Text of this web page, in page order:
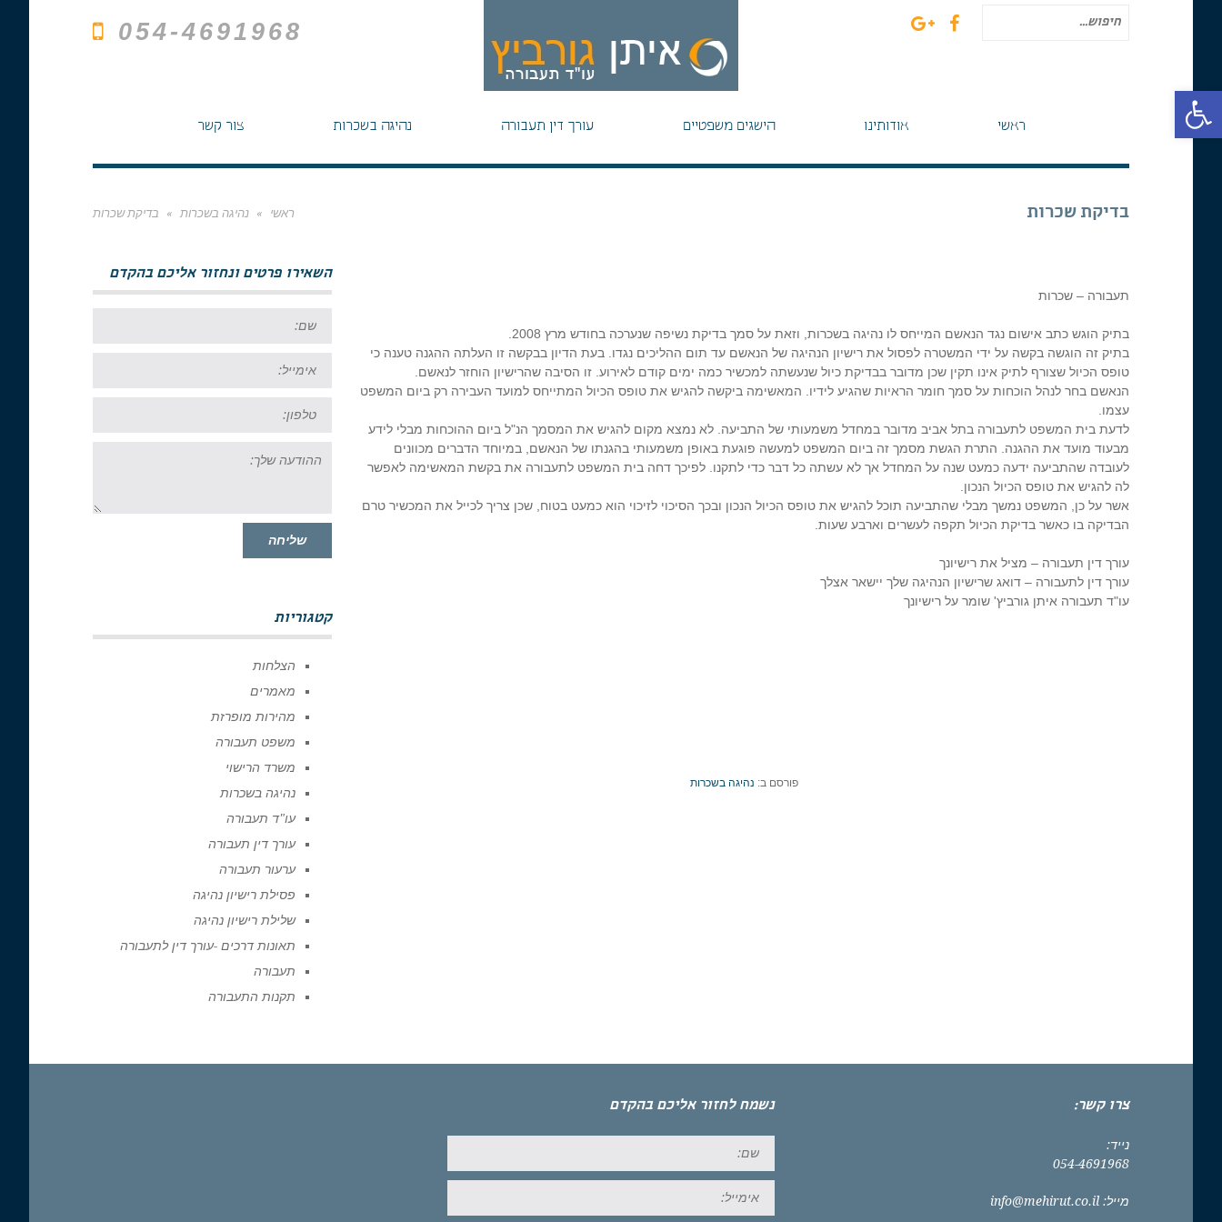
פתח סרגל נגישות
054-4691968
ראשי אודותינו הישגים משפטיים עורך דין תעבורה נהיגה בשכרות צור קשר
בדיקת שכרות ראשי » נהיגה בשכרות » בדיקת שכרות
תעבורה – שכרות
בתיק הוגש כתב אישום נגד הנאשם המייחס לו נהיגה בשכרות, וזאת על סמך בדיקת נשיפה שנערכה בחודש מרץ 2008.
בתיק זה הוגשה בקשה על ידי המשטרה לפסול את רישיון הנהיגה של הנאשם עד תום ההליכים נגדו. בעת הדיון בבקשה זו העלתה ההגנה טענה כי
טופס הכיול שצורף לתיק אינו תקין שכן מדובר בבדיקת כיול שנעשתה למכשיר כמה ימים קודם לאירוע. זו הסיבה שהרישיון הוחזר לנאשם.
הנאשם בחר לנהל הוכחות על סמך חומר הראיות שהגיע לידיו. המאשימה ביקשה להגיש את טופס הכיול המתייחס למועד העבירה רק ביום המשפט
עצמו.
לדעת בית המשפט לתעבורה בתל אביב מדובר במחדל משמעותי של התביעה. לא נמצא מקום להגיש את המסמך הנ"ל ביום ההוכחות מבלי לידע
מבעוד מועד את ההגנה. התרת הגשת מסמך זה ביום המשפט למעשה פוגעת באופן משמעותי בהגנתו של הנאשם, במיוחד הדברים מכוונים
לעובדה שהתביעה ידעה כמעט שנה על המחדל אך לא עשתה כל דבר כדי לתקנו. לפיכך דחה בית המשפט לתעבורה את בקשת המאשימה לאפשר
לה להגיש את טופס הכיול הנכון.
אשר על כן, המשפט נמשך מבלי שהתביעה תוכל להגיש את טופס הכיול הנכון ובכך הסיכוי לזיכוי הוא כמעט בטוח, שכן צריך לכייל את המכשיר טרם
הבדיקה בו כאשר בדיקת הכיול תקפה לעשרים וארבע שעות.
עורך דין תעבורה – מציל את רישיונך
עורך דין לתעבורה – דואג שרישיון הנהיגה שלך יישאר אצלך
עו"ד תעבורה איתן גורביץ' שומר על רישיונך
פורסם ב: נהיגה בשכרות
השאירו פרטים ונחזור אליכם בהקדם
שלך:
שליחה
קטגוריות
הצלחות
מאמרים
מהירות מופרזת
משפט תעבורה
משרד הרישוי
נהיגה בשכרות
עו"ד תעבורה
עורך דין תעבורה
ערעור תעבורה
פסילת רישיון נהיגה
שלילת רישיון נהיגה
תאונות דרכים -עורך דין לתעבורה
תעבורה
תקנות התעבורה
צרו קשר:
נייד:
054-4691968
מייל: info@mehirut.co.il
נשמח לחזור אליכם בהקדם